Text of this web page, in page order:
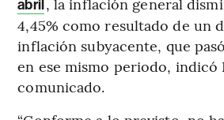
abril
4,45% como resultado de un
inflación subyacente, que
en ese mismo periodo, indicó
comunicado.